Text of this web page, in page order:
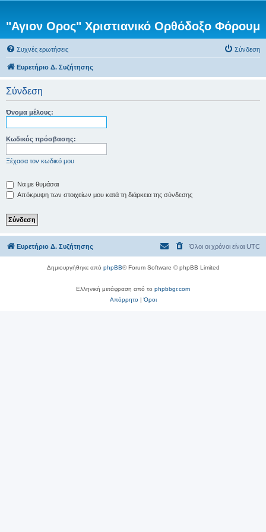
"Αγιον Ορος" Χριστιανικό Ορθόδοξο Φόρουμ
Συχνές ερωτήσεις Σύνδεση
Ευρετήριο Δ. Συζήτησης
Σύνδεση
Όνομα μέλους:
Κωδικός πρόσβασης:
Ξέχασα τον κωδικό μου
Να με θυμάσαι
Απόκρυψη των στοιχείων μου κατά τη διάρκεια της σύνδεσης
Ευρετήριο Δ. Συζήτησης Όλοι οι χρόνοι είναι UTC
Δημιουργήθηκε από phpBB® Forum Software © phpBB Limited
Ελληνική μετάφραση από το phpbbgr.com
Απόρρητο|Όροι